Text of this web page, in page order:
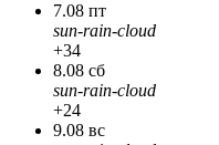
7.08 пт
sun-rain-cloud
+34
8.08 сб
sun-rain-cloud
+24
9.08 вс